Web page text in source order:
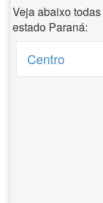
Veja abaixo
estado Paraná:
Centro